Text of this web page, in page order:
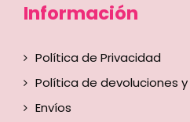
Información
Política de Privacidad
Política de devoluciones
Envíos